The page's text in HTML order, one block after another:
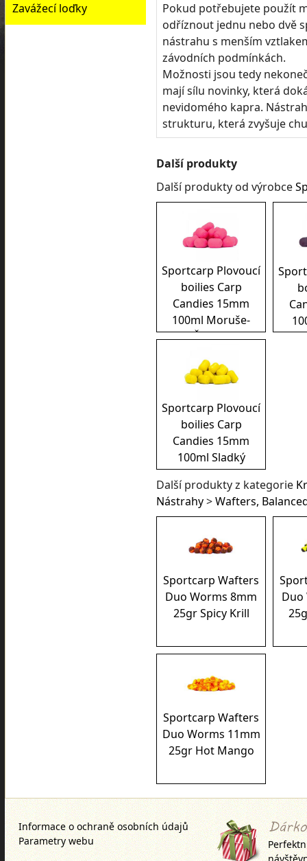
Zavážecí loďky
Pokud potřebujete použít
odříznout jednu nebo dvě
nástrahu s menším
závodních podmínkách.
Možnosti jsou tedy
mají sílu novinky, která
nevidomého kapra.
strukturu, která zvyšuje
Další produkty
Další produkty od výrobce
Sportcarp Plovoucí
boilies Carp
Candies 15mm
100ml Moruše-
Česnek
Sportcarp Plovoucí
boilies Carp
Candies 15mm
100ml Sladký
banán
Další produkty z kategorie
Nástrahy>Wafters,
Sportcarp Wafters
Duo Worms 8mm
25gr Spicy Krill
Duo
Sportcarp Wafters
Duo Worms 11mm
25gr Hot Mango
Informace o ochraně osobních údajů
Parametry webu